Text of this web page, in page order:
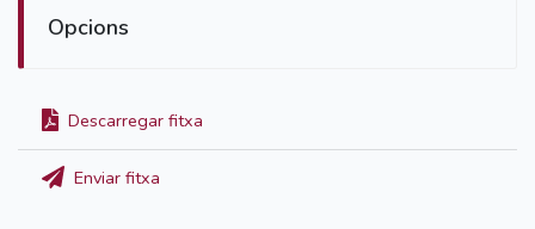
Opcions
Descarregar fitxa
Enviar fitxa